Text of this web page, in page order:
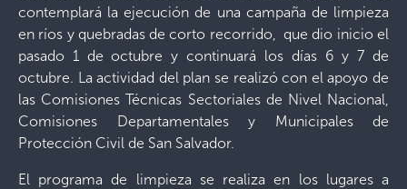
contemplará la ejecución de una campaña de limpieza
en ríos y quebradas de corto recorrido, que dio inicio el
pasado 1 de octubre y continuará los días 6 y 7 de
octubre. La actividad del plan se realizó con el apoyo de
las Comisiones Técnicas Sectoriales de Nivel Nacional,
Comisiones Departamentales y Municipales de
Protección Civil de San Salvador.
El programa de limpieza se realiza en los lugares a